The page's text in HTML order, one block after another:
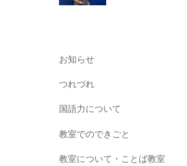
お知らせ
つれづれ
国語力について
教室でのできごと
教室について・ことば教室